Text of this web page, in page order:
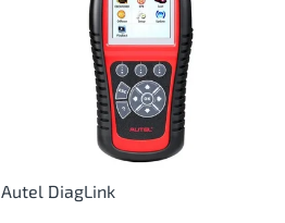
Autel DiagLink